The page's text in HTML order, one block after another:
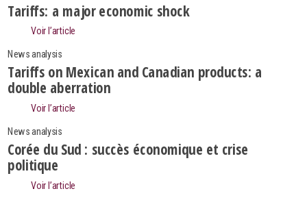
Tariffs: a major economic shock
Voir l’article
News analysis
Tariffs on Mexican and Canadian products: a
double aberration
Voir l’article
News analysis
Corée du Sud : succès économique et crise
politique
Voir l’article
Search